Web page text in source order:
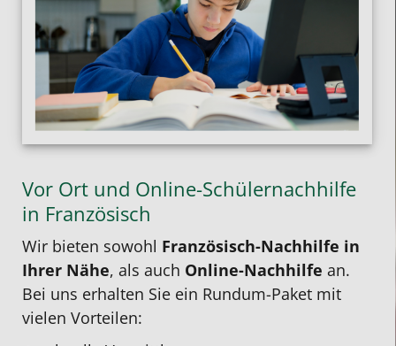
Vor Ort und Online-Schülernachhilfe
in Französisch
Wir bieten sowohl Französisch-Nachhilfe in
Ihrer Nähe, als auch Online-Nachhilfe an.
Bei uns erhalten Sie ein Rundum-Paket mit
vielen Vorteilen: